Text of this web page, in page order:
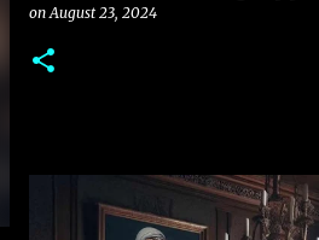
onAugust 23, 2024